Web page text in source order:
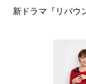
新ドラマ『リバウ